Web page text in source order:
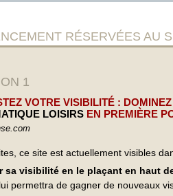
RÉSERVÉES AU
1
VOTRE VISIBILITÉ :
LOISIRS EN PREMIÈRE
ce site est actuellement visibles
sa visibilité en le plaçant en haut
permettra de gagner de nouveaux